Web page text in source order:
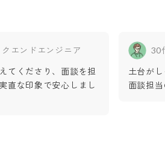
クエンドエンジニア
てくださり、面談を担
直な印象で安心しまし
30
土台が
面談担